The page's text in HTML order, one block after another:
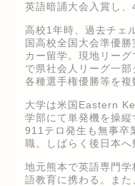
英語暗誦大会入賞し、
高校1年時、過去チェ
国高校全国大会準優
カー留学。現地リー
で県社会人リーグ一部
各種選手権優勝等を複
大学は米国Eastern
学部にて単発機を操
911テロ発生も無事卒
職。しばらく後日本へ
地元熊本で英語専門
語教育に携わる。ま